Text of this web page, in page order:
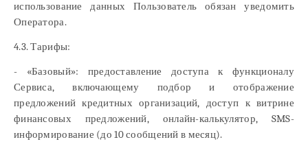
использование данных Пользователь обязан уведомить
Оператора.
4.3. Тарифы:
- «Базовый»: предоставление доступа к функционалу
Сервиса, включающему подбор и отображение
предложений кредитных организаций, доступ к витрине
финансовых предложений, онлайн-калькулятор, SMS-
информирование (до 10 сообщений в месяц).